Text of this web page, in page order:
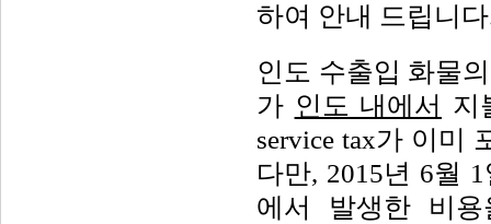
하여 안내 드립니다
인도 수출입 화물
가 인도 내에서 지
service tax가 이미
다만, 2015년 6월 1
에서 발생한 비